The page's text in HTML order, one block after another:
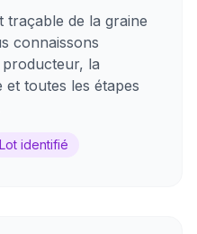
traçable de la graine
connaissons
la
toutes les étapes
Lot identifié